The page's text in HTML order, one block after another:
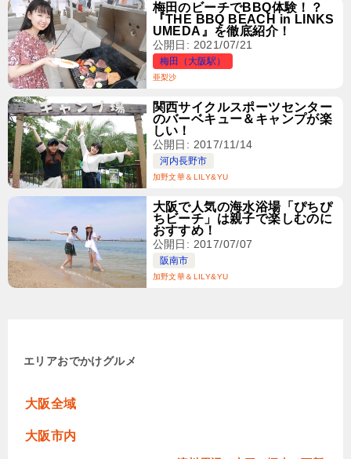
梅田のビーチでBBQ体験！？
『THE BBQ BEACH in LINKS
UMEDA』を徹底紹介！
公開日: 2021/07/21
梅田（大阪駅）
亜梨沙
関西サイクルスポーツセンター
のバーベキュー＆キャンプが楽
しい！
公開日: 2017/11/14
河内長野市
加野文華＆LILY&YU
大阪で人気の海水浴場「ぴちぴ
ちビーチ」は親子で楽しむのに
おすすめ！
公開日: 2017/07/07
阪南市
加野文華＆LILY&YU
エリアおでかけグルメ
大阪全域
大阪市内